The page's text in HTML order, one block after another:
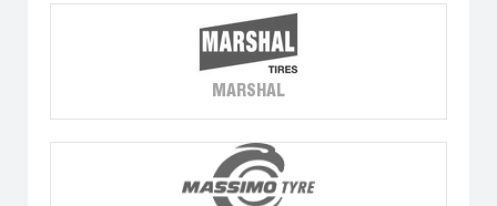
MARSHAL